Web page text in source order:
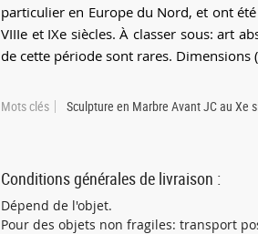
particulier en Europe du Nord, et ont
VIIIe et IXe siècles. À classer sous: art
de cette période sont rares. Dimensions
Mots clés Sculpture en Marbre Avant JC au Xe
Conditions générales de livraison :
Dépend de l'objet.
Pour des objets non fragiles: transport